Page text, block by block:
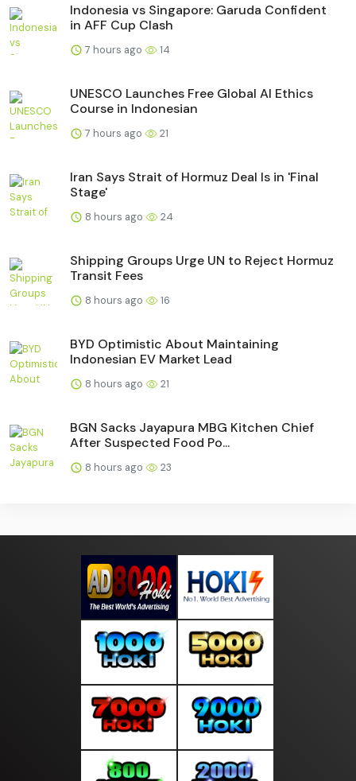
Indonesia vs Singapore: Garuda Confident
in AFF Cup Clash
7 hours ago 14
UNESCO Launches Free Global AI Ethics
Course in Indonesian
7 hours ago 21
Iran Says Strait of Hormuz Deal Is in 'Final
Stage'
8 hours ago 24
Shipping Groups Urge UN to Reject Hormuz
Transit Fees
8 hours ago 16
BYD Optimistic About Maintaining
Indonesian EV Market Lead
8 hours ago 21
BGN Sacks Jayapura MBG Kitchen Chief
After Suspected Food Po...
8 hours ago 23